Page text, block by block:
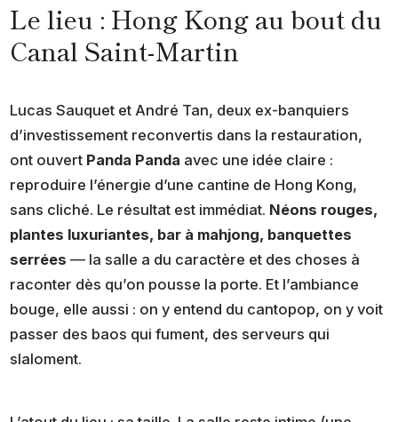
Le lieu : Hong Kong au bout du
Canal Saint-Martin
Lucas Sauquet et André Tan, deux ex-banquiers
d’investissement reconvertis dans la restauration,
ont ouvert Panda Panda avec une idée claire :
reproduire l’énergie d’une cantine de Hong Kong,
sans cliché. Le résultat est immédiat. Néons rouges,
plantes luxuriantes, bar à mahjong, banquettes
serrées — la salle a du caractère et des choses à
raconter dès qu’on pousse la porte. Et l’ambiance
bouge, elle aussi : on y entend du cantopop, on y voit
passer des baos qui fument, des serveurs qui
slaloment.